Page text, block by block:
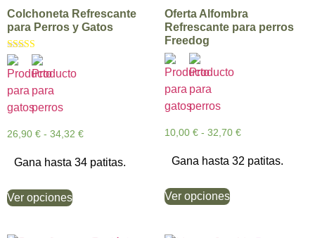
Colchoneta Refrescante
para Perros y Gatos
Valorado con
5.00
de 5
26,90 € - 34,32 €
Gana hasta 34 patitas.
Ver opciones
Oferta Alfombra
Refrescante para perros
Freedog
10,00 € - 32,70 €
Gana hasta 32 patitas.
Ver opciones